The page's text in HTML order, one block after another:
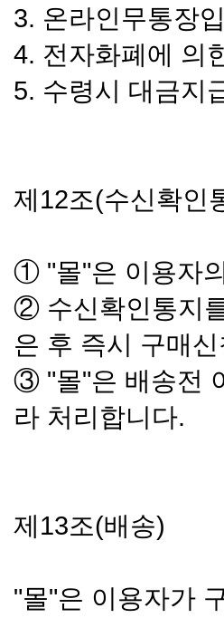
3. 온라인무통장
4. 전자화폐에 의
5. 수령시 대금지
제12조(수신확인
① "몰"은 이용자
② 수신확인통지
은 후 즉시 구매
③ "몰"은 배송전
라 처리합니다.
제13조(배송)
"몰"은 이용자가